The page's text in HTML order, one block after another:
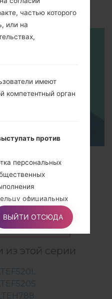
on LG G5 H850?
комментарий.
этой серии
частью которого
или на
имеют
компетентный орган
против
персональных
официальных
законных
могут
обработки,
связанное с их
обосновать
ВЫЙТИ ОТСЮДА